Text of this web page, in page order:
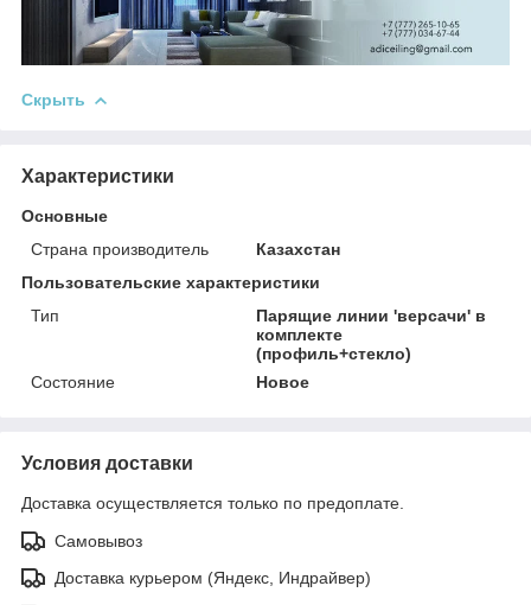
Скрыть
Характеристики
Основные
Страна производитель
Казахстан
Пользовательские характеристики
Тип
Парящие линии 'версачи' в
комплекте
(профиль+стекло)
Состояние
Новое
Условия доставки
Доставка осуществляется только по предоплате.
Самовывоз
Доставка курьером (Яндекс, Индрайвер)